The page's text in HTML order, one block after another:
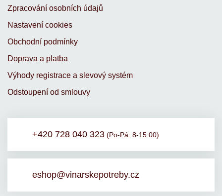
Zpracování osobních údajů
Nastavení cookies
Obchodní podmínky
Doprava a platba
Výhody registrace a slevový systém
Odstoupení od smlouvy
+420 728 040 323 (Po-Pá: 8-15:00)
eshop@vinarskepotreby.cz